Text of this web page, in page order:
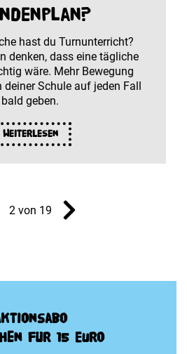
hast du Turnunterricht?
denken, dass eine tägliche
wäre. Mehr Bewegung
Schule auf jeden Fall
bald geben.
Weiterlesen
2 von 19
für 15 Euro